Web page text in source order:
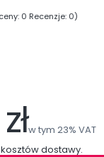
0 Recenzje: 0)
w tym 23% VAT
w tym 23% VAT
dostawy.